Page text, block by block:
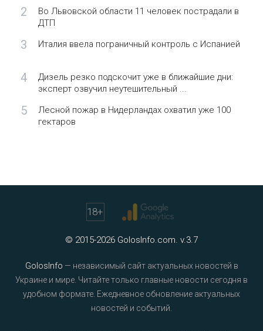
2
Во Львовской области 11 человек пострадали в
ДТП
3 Италия ввела пограничный контроль с Испанией
4
Дизель резко подскочит уже в ближайшие дни:
эксперт озвучил неутешительный ...
5
Лесной пожар в Нидерландах охватил уже 100
гектаров
18+
© 2015-2026 GolosInfo.com. v.3.7
GolosInfo — независимый сайт актуальных новостей в
Украине и мире. Читайте только главные новости сегодня в
удобном формате. Ежедневное обновление актуальных
новостей и событий.